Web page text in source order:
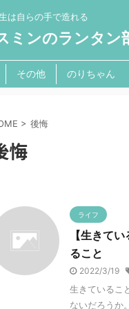
は自らの手で造れる
ミンのランタン
その他 のりちゃん
> 後悔
悔
ライフ
【生きて
ること
2022/3/19
生きているこ
ないだろうか